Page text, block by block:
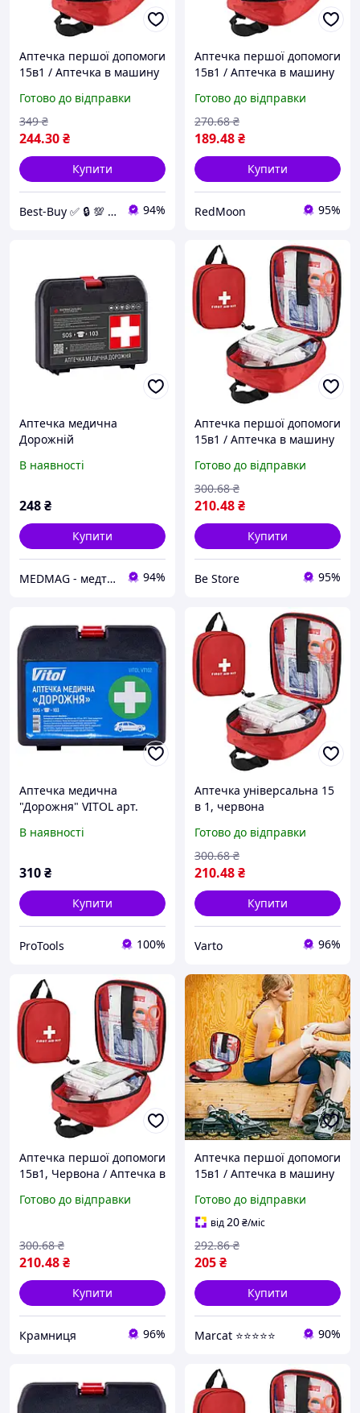
Аптечка першої допомоги
15в1 / Аптечка в машину
Аптечка медична
Готово до відправки
244.30₴
349 ₴
Купити
Best-Buy ✅ 🔒 💯 💛💙 94%
Аптечка першої допомоги
15в1 / Аптечка в машину
Аптечка медична
Готово до відправки
189.48₴
270.68 ₴
Купити
RedMoon 95%
Аптечка медична
Дорожній
В наявності
248₴
Купити
MEDMAG - медтехніка для всієї родини 94%
Аптечка першої допомоги
15в1 / Аптечка в машину
Аптечка медична
Готово до відправки
210.48₴
300.68 ₴
Купити
Be Store 95%
Аптечка медична
"Дорожня" VITOL арт.
В наявності
310₴
Купити
ProTools 100%
Аптечка універсальна 15
в 1, червона
| Аптечка у машину |
Дорожня аптечка
Аптечка медична
Готово до відправки
210.48₴
300.68 ₴
Купити
Varto 96%
Аптечка першої допомоги
15в1, Червона / Аптечка в
аптечка / Аптечка
Готово до відправки
210.48₴
300.68 ₴
Купити
Крамниця 96%
Аптечка першої допомоги
15в1 / Аптечка в машину
Аптечка медична
Готово до відправки
від20₴/міс
205₴
292.86 ₴
Купити
Marcat ⭐⭐⭐⭐⭐ 90%